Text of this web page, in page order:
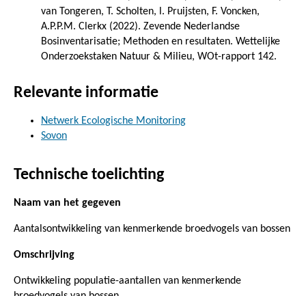
van Tongeren, T. Scholten, l. Pruijsten, F. Voncken,
A.P.P.M. Clerkx (2022). Zevende Nederlandse
Bosinventarisatie; Methoden en resultaten. Wettelijke
Onderzoekstaken Natuur & Milieu, WOt-rapport 142.
Relevante informatie
Netwerk Ecologische Monitoring
Sovon
Technische toelichting
Naam van het gegeven
Aantalsontwikkeling van kenmerkende broedvogels van bossen
Omschrijving
Ontwikkeling populatie-aantallen van kenmerkende